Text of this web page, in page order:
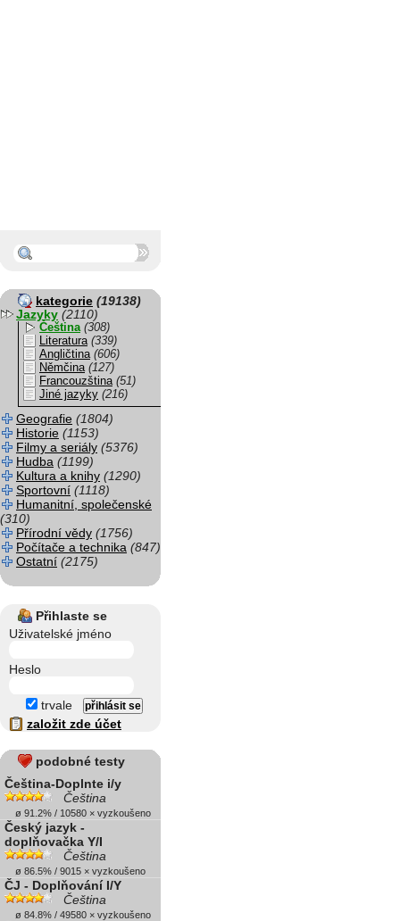
kategorie (19138)
Jazyky (2110)
Čeština (308)
Literatura (339)
Angličtina (606)
Němčina (127)
Francouzština (51)
Jiné jazyky (216)
Geografie (1804)
Historie (1153)
Filmy a seriály (5376)
Hudba (1199)
Kultura a knihy (1290)
Sportovní (1118)
Humanitní, společenské
(310)
Přírodní vědy (1756)
Počítače a technika (847)
Ostatní (2175)
Přihlaste se
Uživatelské jméno
Heslo
trvale
založit zde účet
podobné testy
Čeština-Doplnte i/y
Čeština
ø 91.2% / 10580 × vyzkoušeno
Český jazyk -
doplňovačka Y/I
Čeština
ø 86.5% / 9015 × vyzkoušeno
ČJ - Doplňování I/Y
Čeština
ø 84.8% / 49580 × vyzkoušeno